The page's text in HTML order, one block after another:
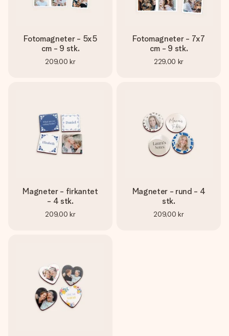
Fotomagneter - 5x5
cm - 9 stk.
209,00 kr
Fotomagneter - 7x7
cm - 9 stk.
229,00 kr
Magneter - firkantet
- 4 stk.
209,00 kr
Magneter - rund - 4
stk.
209,00 kr